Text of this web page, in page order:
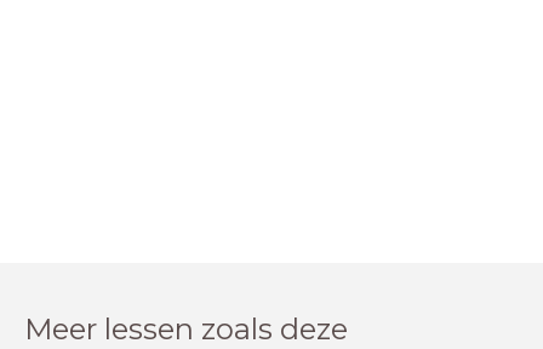
Meer lessen zoals deze